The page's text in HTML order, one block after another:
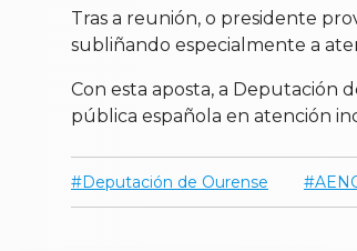
Tras a reunión, o presidente
subliñando especialmente a
Con esta aposta, a Deputación
pública española en atención
Deputación de Ourense